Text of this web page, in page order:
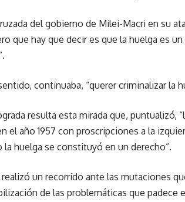
del gobierno de Milei-Macri en su
que hay que decir es que la huelga es
continuaba, “querer criminalizar la
resulta esta mirada que, puntualizó,
el año 1957 con proscripciones a la
huelga se constituyó en un derecho”.
realizó un recorrido ante las mutaciones
de las problemáticas que padece